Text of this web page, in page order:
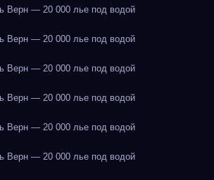
Верн — 20 000 лье под водой
Верн — 20 000 лье под водой
Верн — 20 000 лье под водой
Верн — 20 000 лье под водой
Верн — 20 000 лье под водой
Верн — 20 000 лье под водой